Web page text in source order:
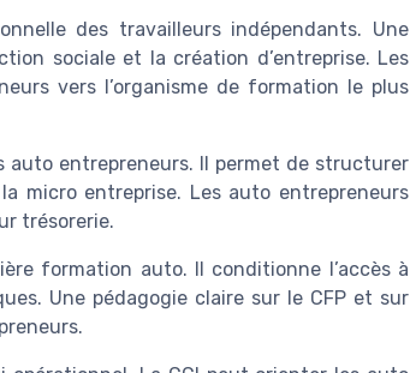
des travailleurs indépendants. Une
sociale et la création d’entreprise. Les
vers l’organisme de formation le plus
auto entrepreneurs. Il permet de structurer
entreprise. Les auto entrepreneurs
trésorerie.
formation auto. Il conditionne l’accès à
Une pédagogie claire sur le CFP et sur